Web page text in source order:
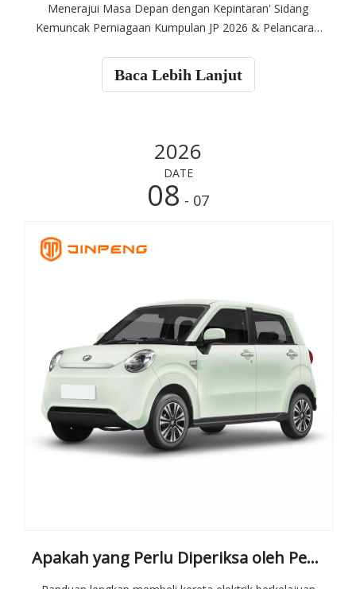
Menerajui Masa Depan dengan Kepintaran' Sidang
Kemuncak Perniagaan Kumpulan JP 2026 & Pelancaran
dimulakan di Pusat Ekspo Antarabangsa Xiamen.
Baca Lebih Lanjut
2026
DATE
08 - 07
Apakah yang Perlu Diperiksa oleh Pembeli Apabila Memilih Kereta Elektrik Berkelajuan Rendah?